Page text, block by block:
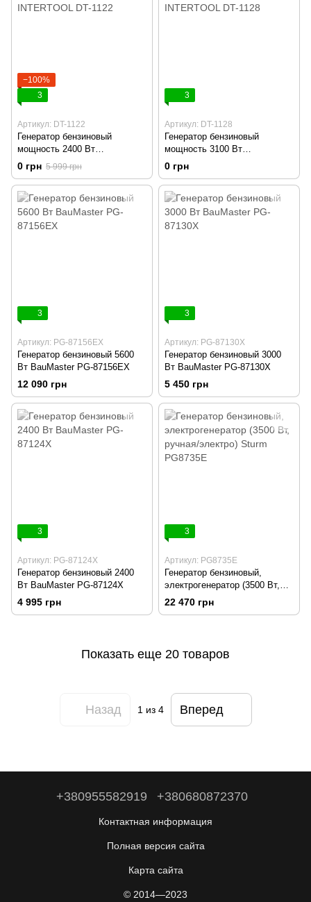
−100%
3
Артикул: DT-1122
Генератор бензиновый
мощность 2400 Вт
INTERTOOL DT-1122
0 грн 5 999 грн
3
Артикул: DT-1128
Генератор бензиновый
мощность 3100 Вт
INTERTOOL DT-1128
0 грн
3
Артикул: PG-87156EX
Генератор бензиновый 5600
Вт BauMaster PG-87156EX
12 090 грн
3
Артикул: PG-87130X
Генератор бензиновый 3000
Вт BauMaster PG-87130X
5 450 грн
3
Артикул: PG-87124X
Генератор бензиновый 2400
Вт BauMaster PG-87124X
4 995 грн
3
Артикул: PG8735E
Генератор бензиновый,
электрогенератор (3500 Вт,
ручная/электро) Sturm
PG8735E
22 470 грн
Показать еще 20 товаров
Назад 1из 4 Вперед
+380955582919 +380680872370
Контактная информация
Полная версия сайта
Карта сайта
© 2014—2023